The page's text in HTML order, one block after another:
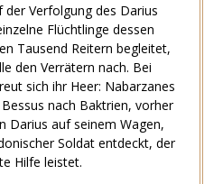
Verfolgung des Darius
Flüchtlinge dessen
Tausend Reitern begleitet,
den Verrätern nach. Bei
sich ihr Heer: Nabarzanes
nach Baktrien, vorher
Darius auf seinem Wagen,
Soldat entdeckt, der
Hilfe leistet.